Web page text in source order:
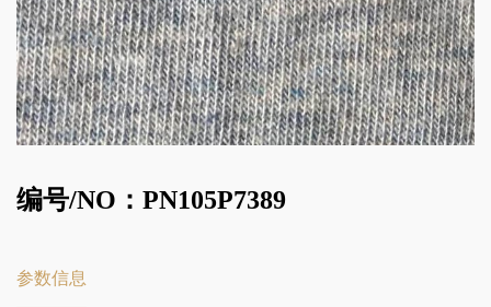
编号/NO：PN105P7389
参数信息